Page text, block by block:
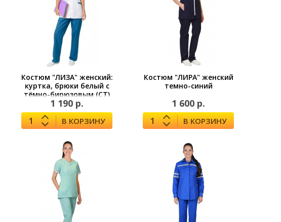
Костюм "ЛИЗА" женский:
куртка, брюки белый с
тёмно-бирюзовым (СТ)
1 190 р.
В КОРЗИНУ
Костюм "ЛИРА" женский
темно-синий
1 600 р.
В КОРЗИНУ